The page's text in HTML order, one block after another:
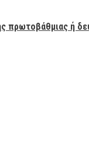
πρωτοβάθμιας ή